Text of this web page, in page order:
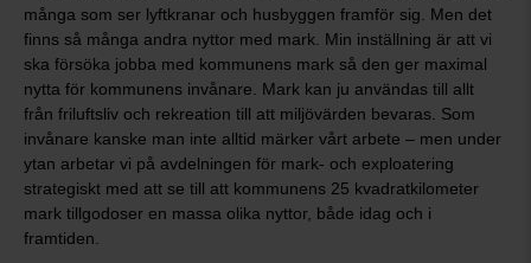
många som ser lyftkranar och husbyggen framför sig. Men det
finns så många andra nyttor med mark. Min inställning är att vi
ska försöka jobba med kommunens mark så den ger maximal
nytta för kommunens invånare. Mark kan ju användas till allt
från friluftsliv och rekreation till att miljövärden bevaras. Som
invånare kanske man inte alltid märker vårt arbete – men under
ytan arbetar vi på avdelningen för mark- och exploatering
strategiskt med att se till att kommunens 25 kvadratkilometer
mark tillgodoser en massa olika nyttor, både idag och i
framtiden.